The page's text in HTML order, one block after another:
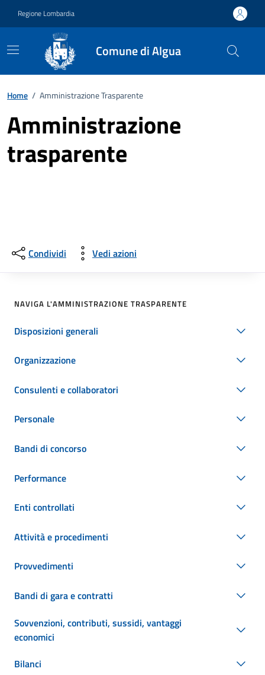
Regione Lombardia
Comune di Algua
Home / Amministrazione Trasparente
Amministrazione
trasparente
Condividi Vedi azioni
NAVIGA L'AMMINISTRAZIONE TRASPARENTE
Disposizioni generali
Organizzazione
Consulenti e collaboratori
Personale
Bandi di concorso
Performance
Enti controllati
Attività e procedimenti
Provvedimenti
Bandi di gara e contratti
Sovvenzioni, contributi, sussidi, vantaggi
economici
Bilanci